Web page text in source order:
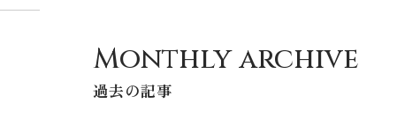
大人
Monthly archive
過去の記事